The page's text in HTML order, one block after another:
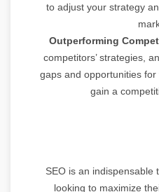
to adjust your strategy
Outperforming
competitors’ strategies,
gaps and opportunities
gain a
SEO is an indispensable
looking to maximize